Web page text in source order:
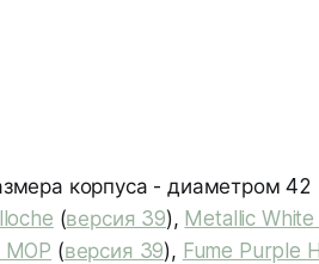
корпуса - диаметром
(версия 39), Metallic
(версия 39), Fume Purple